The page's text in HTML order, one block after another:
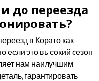
до переезда
в Корато как
если это высокий сезон
нам наилучшим
гарантировать